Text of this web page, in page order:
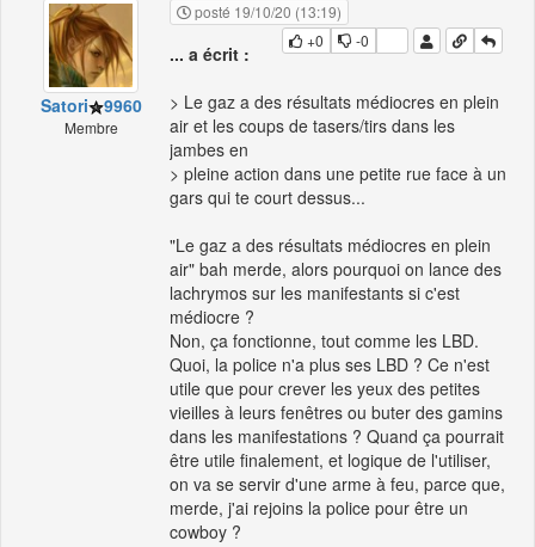
Satori 9960
Membre
posté 19/10/20 (13:19)
+0
-0
... a écrit :
> Le gaz a des résultats médiocres en plein
air et les coups de tasers/tirs dans les
jambes en
> pleine action dans une petite rue face à un
gars qui te court dessus...
"Le gaz a des résultats médiocres en plein
air" bah merde, alors pourquoi on lance des
lachrymos sur les manifestants si c'est
médiocre ?
Non, ça fonctionne, tout comme les LBD.
Quoi, la police n'a plus ses LBD ? Ce n'est
utile que pour crever les yeux des petites
vieilles à leurs fenêtres ou buter des gamins
dans les manifestations ? Quand ça pourrait
être utile finalement, et logique de l'utiliser,
on va se servir d'une arme à feu, parce que,
merde, j'ai rejoins la police pour être un
cowboy ?